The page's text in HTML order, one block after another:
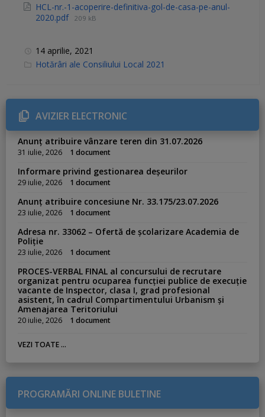
HCL-nr.-1-acoperire-definitiva-gol-de-casa-pe-anul-
2020.pdf
209 kB
14 aprilie, 2021
C
r
i
e
s
Hotărâri ale Consiliului Local 2021
AVIZIER ELECTRONIC
Anunț atribuire vânzare teren din 31.07.2026
31 iulie, 2026 1 document
Informare privind gestionarea deșeurilor
29 iulie, 2026 1 document
Anunț atribuire concesiune Nr. 33.175/23.07.2026
23 iulie, 2026 1 document
Adresa nr. 33062 – Ofertă de școlarizare Academia de
Poliție
23 iulie, 2026 1 document
PROCES-VERBAL FINAL al concursului de recrutare
organizat pentru ocuparea funcției publice de execuție
vacante de Inspector, clasa I, grad profesional
asistent, în cadrul Compartimentului Urbanism și
Amenajarea Teritoriului
20 iulie, 2026 1 document
VEZI TOATE ...
PROGRAMĂRI ONLINE BULETINE